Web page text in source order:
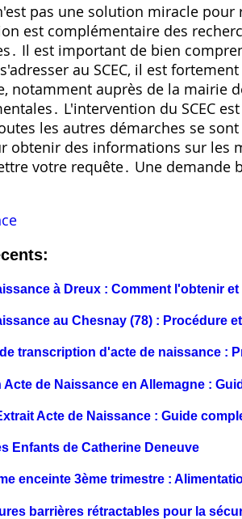
n'est pas une solution miracle
est complémentaire des
Il est important de bien
au SCEC, il est
notamment auprès de la mairie
L'intervention du SCEC
les autres démarches se
obtenir des informations sur
votre requête․ Une demande
à Dreux : Comment l'obtenir
au Chesnay (78) : Procédure
transcription d'acte de naissance :
Acte de Naissance en Allemagne :
Acte de Naissance : Guide
Enfants de Catherine Deneuve
enceinte 3ème trimestre :
barrières rétractables pour la